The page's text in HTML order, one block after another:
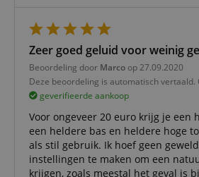
Zeer goed geluid voor weinig
Beoordeling door Marco op 27.09.2020
Deze beoordeling is automatisch vertaald.
geverifieerde aankoop
Voor ongeveer 20 euro krijg je een
een heldere bas en heldere hoge
als stil gebruik. Ik hoef geen
instellingen te maken om een
krijgen, zoals meestal het geval is
Strikt noodzakelijk
Functionaliteit
Niet-
Strikt noodzakelijke cookies maken
kernfunctionaliteit van de website
gebruikersaanmelding en